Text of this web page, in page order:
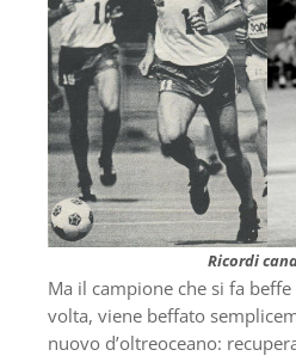
Ricordi
Ma il campione che si fa
volta, viene beffato
nuovo d’oltreoceano: